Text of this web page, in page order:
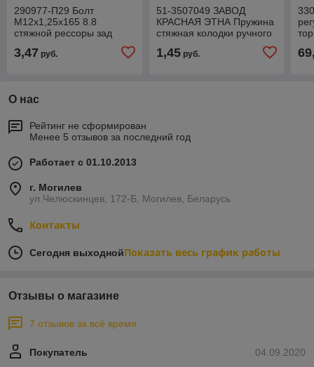
290977-П29 Болт
М12х1,25х165 8.8
стяжной рессоры зад
3,47 руб.
51-3507049 ЗАВОД
КРАСНАЯ ЭТНА Пружина
стяжная колодки ручного
тормоза ГАЗ-53,66,3307
(ГАЗ)
1,45руб.
О нас
Рейтинг не сформирован
Менее 5 отзывов за последний год
Работает с 01.10.2013
г. Могилев
ул.Челюскинцев, 172-Б, Могилев, Беларусь
Контакты
Сегодня выходнойПоказать весь график работы
Отзывы о магазине
7 отзывов за всё время
04.09.2020
Покупатель